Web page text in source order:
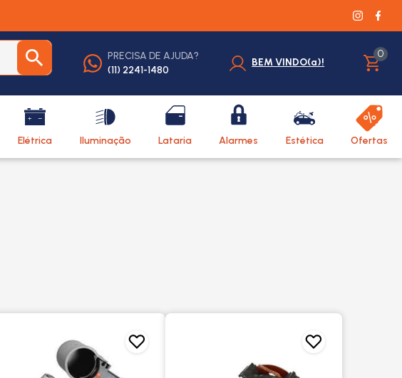
PRECISA DE AJUDA?
(11) 2241-1480
BEM VINDO(a)!
0
Elétrica Iluminação Lataria Alarmes Estética Ofertas